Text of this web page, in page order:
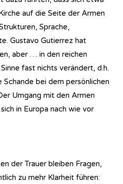
auf die Seite der Armen
Sprache,
Gustavo Gutierrez hat
aber … in den reichen
fast nichts verändert, d.h.
bei dem persönlichen
Umgang mit den Armen
in Europa nach wie vor
der Trauer bleiben Fragen,
zu mehr Klarheit führen: